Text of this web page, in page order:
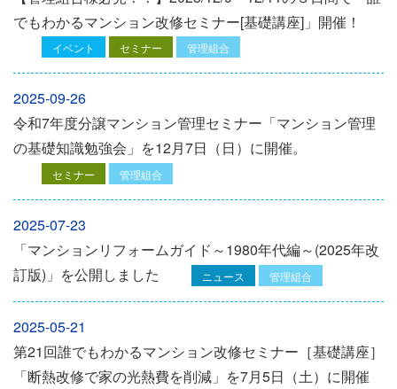
でもわかるマンション改修セミナー[基礎講座]」開催！
イベント セミナー 管理組合
2025-09-26
令和7年度分譲マンション管理セミナー「マンション管理
の基礎知識勉強会」を12⽉7⽇（⽇）に開催。
セミナー 管理組合
2025-07-23
「マンションリフォームガイド～1980年代編～(2025年改
訂版)」を公開しました
ニュース 管理組合
2025-05-21
第21回誰でもわかるマンション改修セミナー［基礎講座］
「断熱改修で家の光熱費を削減」を7月5日（土）に開催